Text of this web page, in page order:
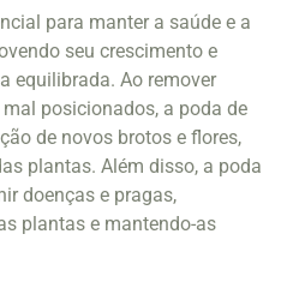
para manter a saúde e a
seu crescimento e
equilibrada. Ao remover
posicionados, a poda de
de novos brotos e flores,
plantas. Além disso, a poda
doenças e pragas,
plantas e mantendo-as